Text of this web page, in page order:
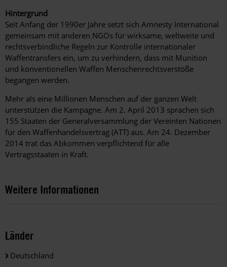
Hintergrund
Seit Anfang der 1990er Jahre setzt sich Amnesty International
gemeinsam mit anderen NGOs für wirksame, weltweite und
rechtsverbindliche Regeln zur Kontrolle internationaler
Waffentransfers ein, um zu verhindern, dass mit Munition
und konventionellen Waffen Menschenrechtsverstöße
begangen werden.
Mehr als eine Millionen Menschen auf der ganzen Welt
unterstützen die Kampagne. Am 2. April 2013 sprachen sich
155 Staaten der Generalversammlung der Vereinten Nationen
für den Waffenhandelsvertrag (ATT) aus. Am 24. Dezember
2014 trat das Abkommen verpflichtend für alle
Vertragsstaaten in Kraft.
Weitere Informationen
Länder
Deutschland